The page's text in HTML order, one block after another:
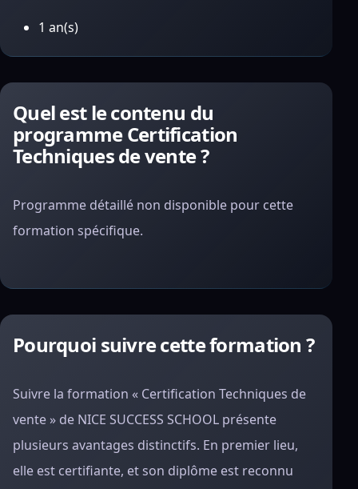
1 an(s)
Quel est le contenu du
programme Certification
Techniques de vente ?
Programme détaillé non disponible pour cette
formation spécifique.
Pourquoi suivre cette formation ?
Suivre la formation « Certification Techniques de
vente » de NICE SUCCESS SCHOOL présente
plusieurs avantages distinctifs. En premier lieu,
elle est certifiante, et son diplôme est reconnu